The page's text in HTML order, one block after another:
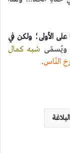
الأولى؛ ولكن في
ويُسمّى شبه كمال
النّاس.